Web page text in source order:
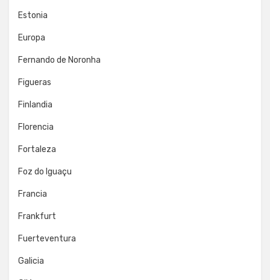
Estonia
Europa
Fernando de Noronha
Figueras
Finlandia
Florencia
Fortaleza
Foz do Iguaçu
Francia
Frankfurt
Fuerteventura
Galicia